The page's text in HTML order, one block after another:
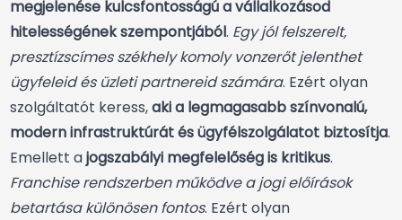
megjelenése kulcsfontosságú a vállalkozásod
hitelességének szempontjából. Egy jól felszerelt,
presztízscímes székhely komoly vonzerőt jelenthet
ügyfeleid és üzleti partnereid számára. Ezért olyan
szolgáltatót keress,aki a legmagasabb színvonalú,
modern infrastruktúrát és ügyfélszolgálatot biztosítja.
Emellett ajogszabályi megfelelőség is kritikus.
Franchise rendszerben működve a jogi előírások
betartása különösen fontos. Ezért olyan